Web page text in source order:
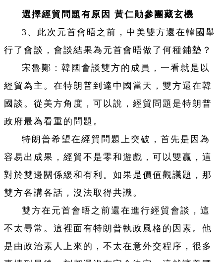
選擇經貿問題有原因 黃仁勛參團藏玄機
3、此次元首會晤之前，中美雙方還在韓國舉
行了會談，會談結果為元首會晤做了何種鋪墊？
宋魯鄭：韓國會談雙方的成員，一看就是以
經貿為主。在特朗普到達中國當天，雙方還在韓
國談。從美方角度，可以說，經貿問題是特朗普
政府最為看重的問題。
特朗普希望在經貿問題上突破，首先是因為
容易出成果，經貿不是零和遊戲，可以雙贏，這
對於雙邊關係緩和有利。如果是價值觀議題，那
雙方各講各話，沒法取得共識。
雙方在元首會晤之前還在進行經貿會談，這
不太尋常。這裡面有特朗普執政風格的因素。他
是由政治素人上來的，不太在意外交程序，很多